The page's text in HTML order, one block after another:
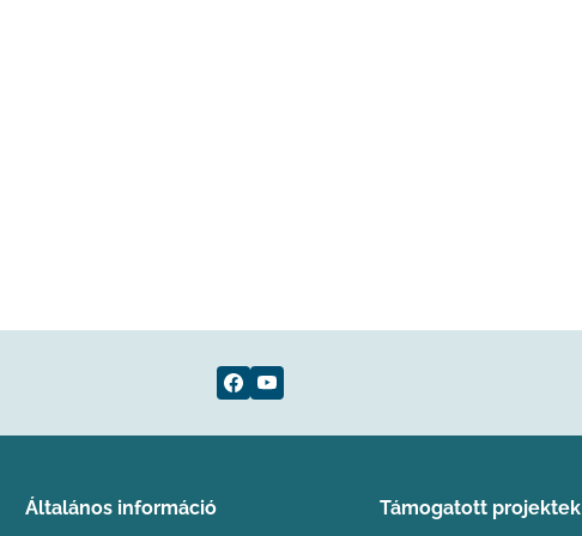
Általános információ Támogatott projektek